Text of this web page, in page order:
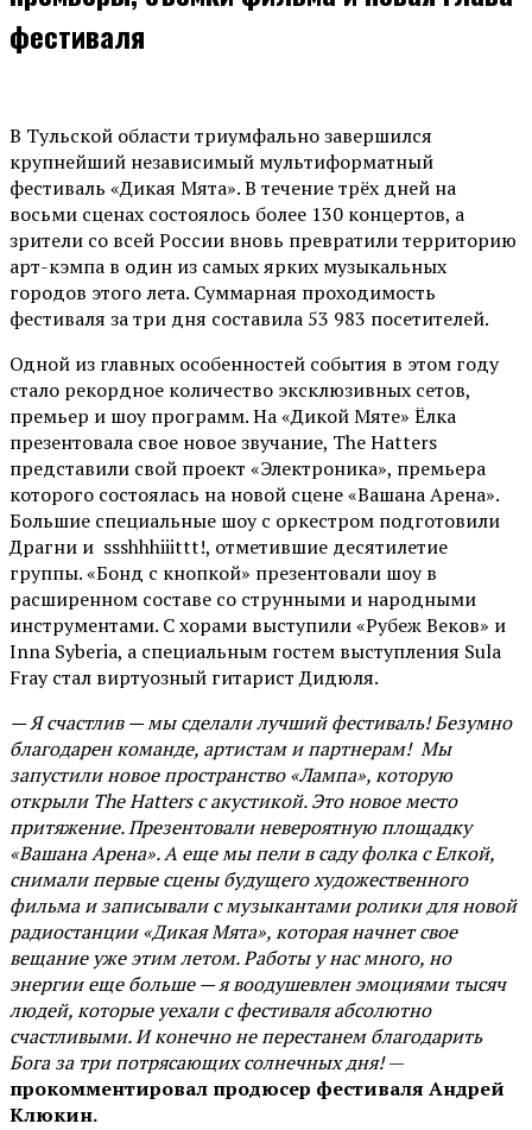
фестиваля
В Тульской области триумфально завершился
крупнейший независимый мультиформатный
фестиваль «Дикая Мята». В течение трёх дней на
восьми сценах состоялось более 130 концертов, а
зрители со всей России вновь превратили территорию
арт-кэмпа в один из самых ярких музыкальных
городов этого лета. Суммарная проходимость
фестиваля за три дня составила 53 983 посетителей.
Одной из главных особенностей события в этом году
стало рекордное количество эксклюзивных сетов,
премьер и шоу программ. На «Дикой Мяте» Ёлка
презентовала свое новое звучание, The Hatters
представили свой проект «Электроника», премьера
которого состоялась на новой сцене «Вашана Арена».
Большие специальные шоу с оркестром подготовили
Драгни и ssshhhiiittt!, отметившие десятилетие
группы. «Бонд с кнопкой» презентовали шоу в
расширенном составе со струнными и народными
инструментами. С хорами выступили «Рубеж Веков» и
Inna Syberia, а специальным гостем выступления Sula
Fray стал виртуозный гитарист Дидюля.
— Я счастлив — мы сделали лучший фестиваль! Безумно
благодарен команде, артистам и партнерам! Мы
запустили новое пространство «Лампа», которую
открыли The Hatters с акустикой. Это новое место
притяжение. Презентовали невероятную площадку
«Вашана Арена». А еще мы пели в саду фолка с Елкой,
снимали первые сцены будущего художественного
фильма и записывали с музыкантами ролики для новой
радиостанции «Дикая Мята», которая начнет свое
вещание уже этим летом. Работы у нас много, но
энергии еще больше — я воодушевлен эмоциями тысяч
людей, которые уехали с фестиваля абсолютно
счастливыми. И конечно не перестанем благодарить
Бога за три потрясающих солнечных дня!—
прокомментировал продюсер фестиваля Андрей
Клюкин.